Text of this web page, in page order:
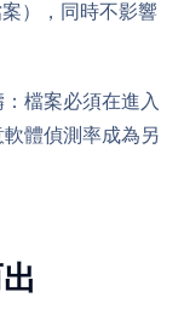
），同時不影響
檔案必須在進入
體偵測率成為另